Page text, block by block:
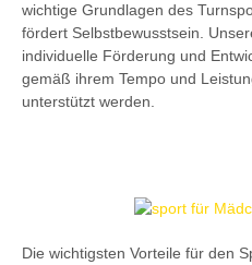
wichtige Grundlagen des
fördert Selbstbewusstsein.
individuelle Förderung und
gemäß ihrem Tempo und
unterstützt werden.
Die wichtigsten Vorteile für den